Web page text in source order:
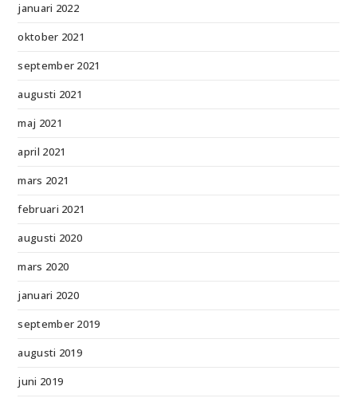
januari 2022
oktober 2021
september 2021
augusti 2021
maj 2021
april 2021
mars 2021
februari 2021
augusti 2020
mars 2020
januari 2020
september 2019
augusti 2019
juni 2019